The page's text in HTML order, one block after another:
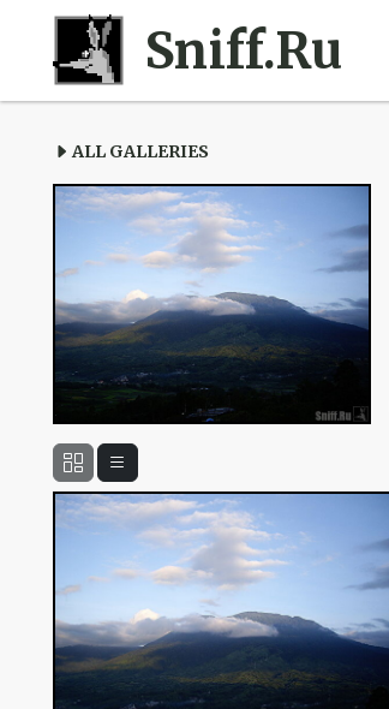
Sniff.Ru
ALL GALLERIES